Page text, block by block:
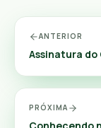
ANTERIOR
Assinatura do
PRÓXIMA